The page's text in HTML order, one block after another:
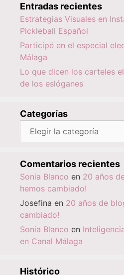
Entradas recientes
Estrategias Visuales en
Pickleball Español
Participé en el especial
Málaga
Lo que dicen los carteles
de los eslóganes
Categorías
Comentarios recientes
Sonia Blanco en 20 años
hemos cambiado!
Josefina en 20 años de
cambiado!
Sonia Blanco en
en Canal Málaga
Histórico